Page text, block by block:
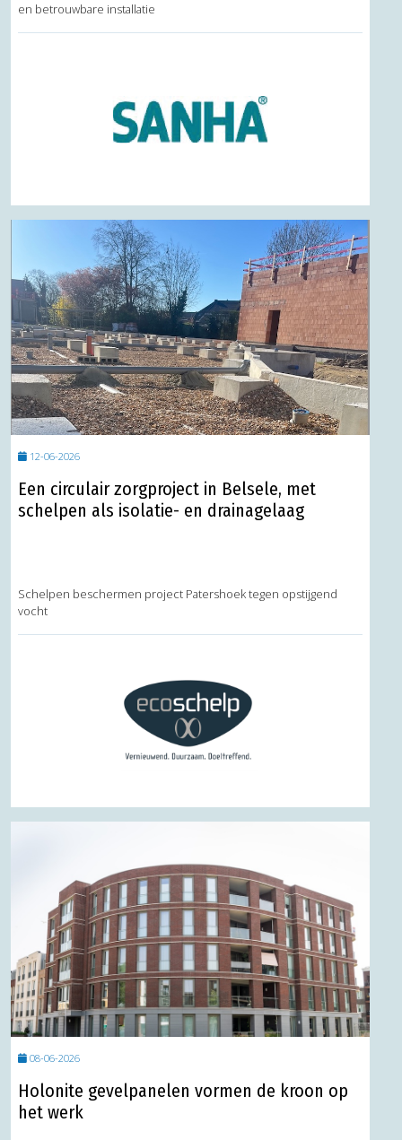
en betrouwbare installatie
12-06-2026
Een circulair zorgproject in Belsele, met
schelpen als isolatie- en drainagelaag
Schelpen beschermen project Patershoek tegen opstijgend
vocht
08-06-2026
Holonite gevelpanelen vormen de kroon op
het werk